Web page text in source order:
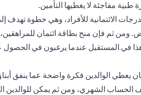
مفاجئة لا يغطيها التأمين.
الائتمانية للأفراد، وهي خطوة
ومن ثم فإن منح بطاقة ائتمان
في المستقبل عندما يرغبون في الحصول
يعطي الوالدين فكرة واضحة عما ينفق
الحساب الشهري، ومن ثم يمكن للوالدين